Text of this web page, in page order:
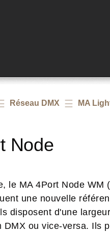
Réseau DMX MA
Node
le MA 4Port Node
une nouvelle
disposent d'une
ou vice-versa. Ils